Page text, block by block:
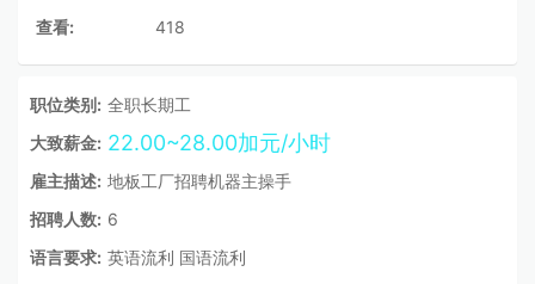
查看:
418
职位类别: 全职长期工
大致薪金: 22.00~28.00加元/小时
雇主描述: 地板工厂招聘机器主操手
招聘人数: 6
语言要求: 英语流利 国语流利